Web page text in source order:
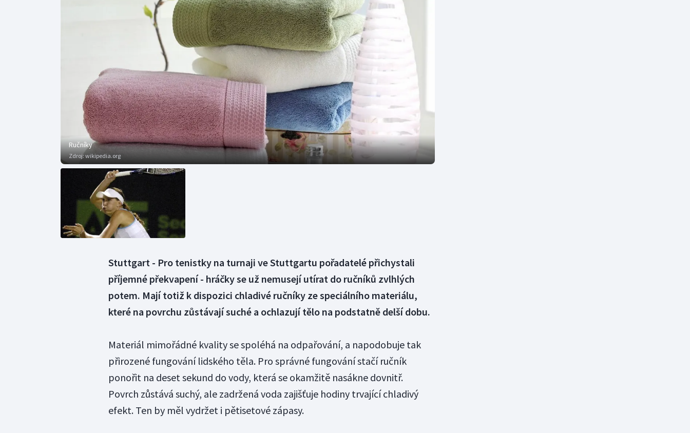
Curling
Dostihy
Florbal
Futsal
Golf
Gymnastika
Moderní pětiboj
Motorsport
Olympijské hry
Plavání
Plážový volejbal
Triatlon
Veslování
Vodní slalom
Ručníky
Zdroj:wikipedia.org
Stuttgart - Pro tenistky na turnaji ve Stuttgartu pořadatelé přichystali
příjemné překvapení - hráčky se už nemusejí utírat do ručníků zvlhlých
potem. Mají totiž k dispozici chladivé ručníky ze speciálního materiálu,
které na povrchu zůstávají suché a ochlazují tělo na podstatně delší dobu.
Materiál mimořádné kvality se spoléhá na odpařování, a napodobuje tak
přirozené fungování lidského těla. Pro správné fungování stačí ručník
ponořit na deset sekund do vody, která se okamžitě nasákne dovnitř.
Povrch zůstává suchý, ale zadržená voda zajišťuje hodiny trvající chladivý
efekt. Ten by měl vydržet i pětisetové zápasy.